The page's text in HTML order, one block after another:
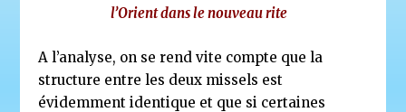
l’Orient dans le nouveau rite
A l’analyse, on se rend vite compte que la
structure entre les deux missels est
évidemment identique et que si certaines